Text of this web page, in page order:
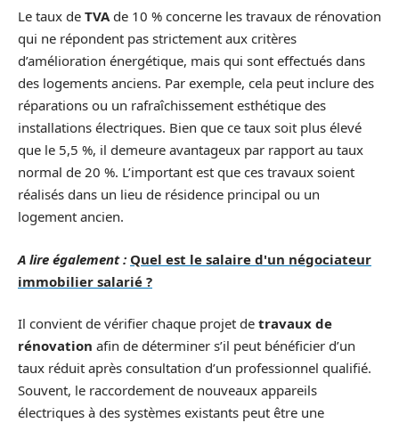
Le taux de TVAde 10 % concerne les travaux de rénovation
qui ne répondent pas strictement aux critères
d’amélioration énergétique, mais qui sont effectués dans
des logements anciens. Par exemple, cela peut inclure des
réparations ou un rafraîchissement esthétique des
installations électriques. Bien que ce taux soit plus élevé
que le 5,5 %, il demeure avantageux par rapport au taux
normal de 20 %. L’important est que ces travaux soient
réalisés dans un lieu de résidence principal ou un
logement ancien.
A lire également : Quel est le salaire d'un négociateur
immobilier salarié ?
Il convient de vérifier chaque projet de travaux de
rénovation afin de déterminer s’il peut bénéficier d’un
taux réduit après consultation d’un professionnel qualifié.
Souvent, le raccordement de nouveaux appareils
électriques à des systèmes existants peut être une